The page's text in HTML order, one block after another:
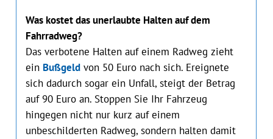
Was kostet das unerlaubte Halten auf dem
Fahrradweg?
Das verbotene Halten auf einem Radweg zieht
ein Bußgeldvon 50 Euro nach sich. Ereignete
sich dadurch sogar ein Unf‌all, steigt der Betrag
auf 90 Euro an. Stoppen Sie Ihr Fahrz‌eug
hingegen nicht nur kurz auf einem
unbeschilderten Radweg, sondern halten damit